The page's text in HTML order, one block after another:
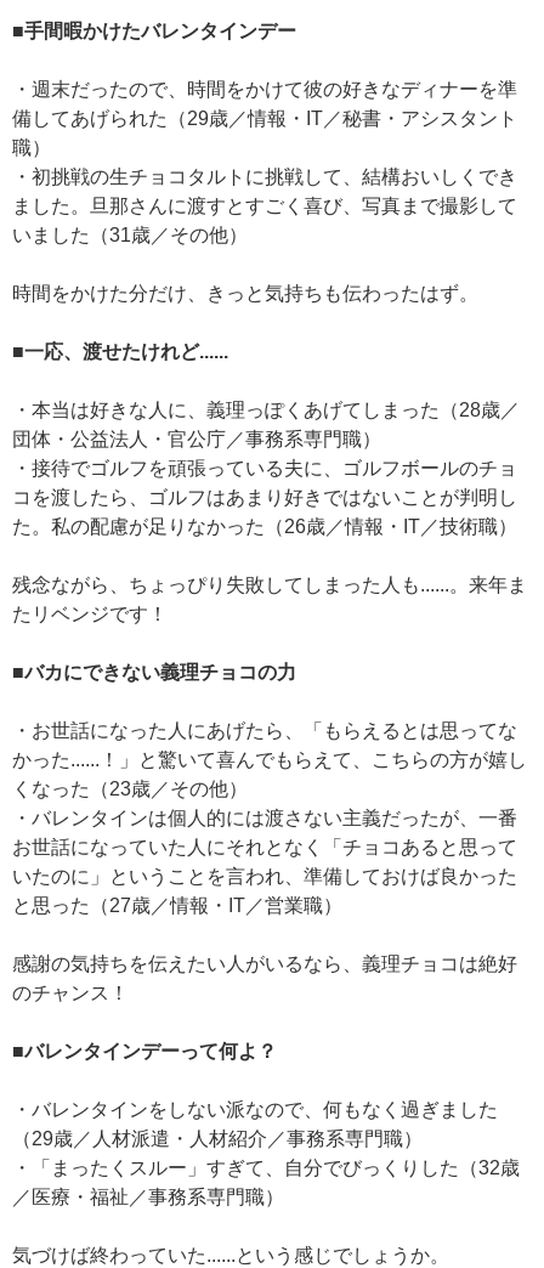
■手間暇かけたバレンタインデー
・週末だったので、時間をかけて彼の好きなディナーを準
備してあげられた（29歳／情報・IT／秘書・アシスタント
職）
・初挑戦の生チョコタルトに挑戦して、結構おいしくでき
ました。旦那さんに渡すとすごく喜び、写真まで撮影して
いました（31歳／その他）
時間をかけた分だけ、きっと気持ちも伝わったはず。
■一応、渡せたけれど......
・本当は好きな人に、義理っぽくあげてしまった（28歳／
団体・公益法人・官公庁／事務系専門職）
・接待でゴルフを頑張っている夫に、ゴルフボールのチョ
コを渡したら、ゴルフはあまり好きではないことが判明し
た。私の配慮が足りなかった（26歳／情報・IT／技術職）
残念ながら、ちょっぴり失敗してしまった人も......。来年ま
たリベンジです！
■バカにできない義理チョコの力
・お世話になった人にあげたら、「もらえるとは思ってな
かった......！」と驚いて喜んでもらえて、こちらの方が嬉し
くなった（23歳／その他）
・バレンタインは個人的には渡さない主義だったが、一番
お世話になっていた人にそれとなく「チョコあると思って
いたのに」ということを言われ、準備しておけば良かった
と思った（27歳／情報・IT／営業職）
感謝の気持ちを伝えたい人がいるなら、義理チョコは絶好
のチャンス！
■バレンタインデーって何よ？
・バレンタインをしない派なので、何もなく過ぎました
（29歳／人材派遣・人材紹介／事務系専門職）
・「まったくスルー」すぎて、自分でびっくりした（32歳
／医療・福祉／事務系専門職）
気づけば終わっていた......という感じでしょうか。